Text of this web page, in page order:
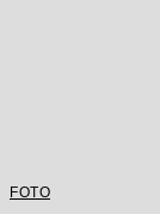
FOTO